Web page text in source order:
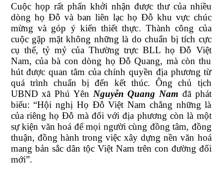
Cuộc họp rất phấn khởi nhận được thư của nhiều
dòng họ Đỗ và ban liên lạc họ Đỗ khu vực chúc
mừng và góp ý kiến thiết thực. Thành công của
cuộc gặp mặt không những là do chuẩn bị tích cực
cụ thể, tỷ mỷ của Thường trực BLL họ Đỗ Việt
Nam, của bà con dòng họ Đỗ Quang, mà còn thu
hút được quan tâm của chính quyền địa phương từ
quá trình chuẩn bị đến kết thúc. Ông chủ tịch
UBND xã Phú Yên Nguyễn Quang Nam đã phát
biểu: “Hội nghị Họ Đỗ Việt Nam chẳng những là
của riêng họ Đỗ mà đối với địa phương còn là một
sự kiện văn hoá để mọi người cùng đồng tâm, đồng
thuận, đồng hành trong việc xây dựng nền văn hoá
mang bản sắc dân tộc Việt Nam trên con đường đổi
mới”.